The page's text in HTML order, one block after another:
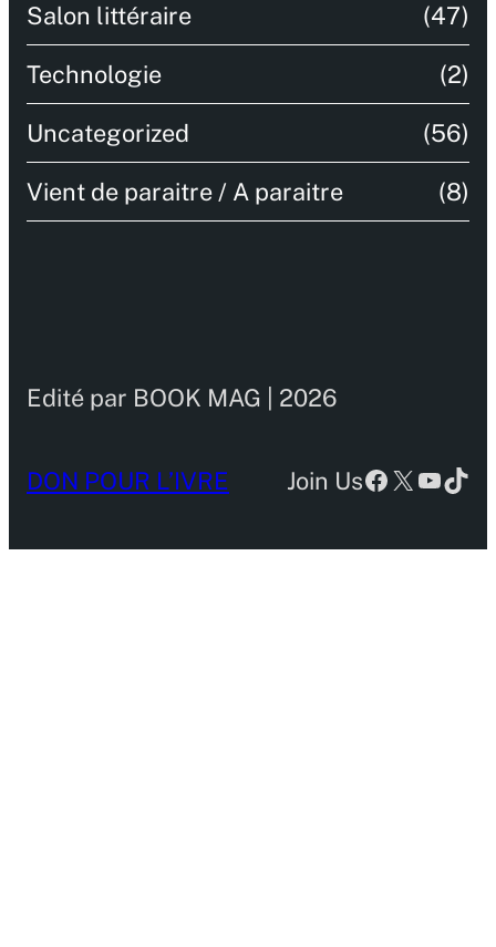
Salon littéraire (47)
Technologie (2)
Uncategorized (56)
Vient de paraitre / A paraitre (8)
Edité par BOOK MAG | 2026
DON POUR L’IVRE Join UsFacebook
X